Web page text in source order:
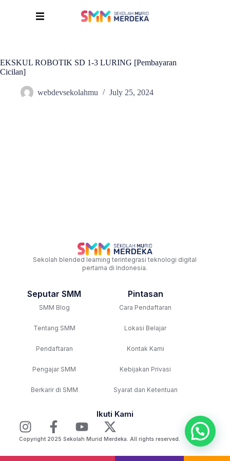
EKSKUL ROBOTIK SD 1-3 LURING [Pembayaran
Cicilan]
webdevsekolahmu July 25, 2024
Sekolah blended learning terintegrasi teknologi digital
pertama di Indonesia.
Seputar SMM
SMM Blog
Tentang SMM
Pendaftaran
Pengajar SMM
Berkarir di SMM
Pintasan
Cara Pendaftaran
Lokasi Belajar
Kontak Kami
Kebijakan Privasi
Syarat dan Ketentuan
Ikuti Kami
Copyright 2025 Sekolah Murid Merdeka. All rights reserved.